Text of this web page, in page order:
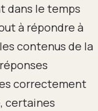
dans le temps
à répondre à
contenus de la
correctement
certaines